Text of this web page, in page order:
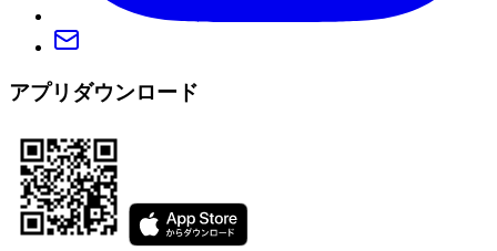
アプリダウンロード